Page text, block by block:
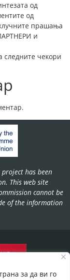
за да ви го
од
од
прашања
и
следните чекори
has been
This web site
cannot be
of the information